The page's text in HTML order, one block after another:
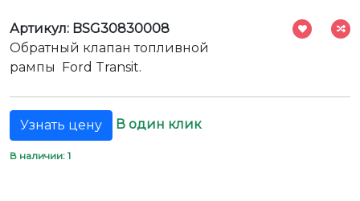
Артикул: BSG30830008
Обратный клапан топливной
рампы Ford Transit.
Узнать цену В один клик
В наличии: 1